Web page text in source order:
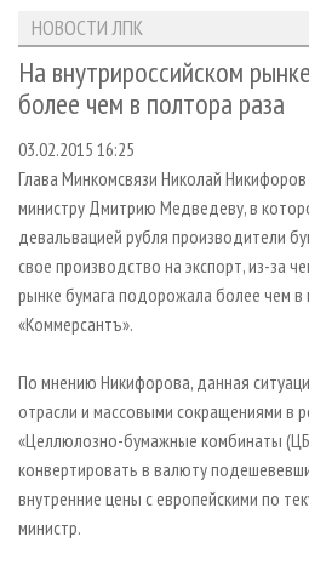
ЛЕСОЗАГОТОВКА
ЛЕСОПИЛЕНИЕ
СУШКА ДРЕВЕСИНЫ
ПРОИЗВОДСТВО ДРЕВЕСНЫХ
ДЕРЕВЯННОЕ ДОМОСТРОЕНИЕ
ПРОИЗВОДСТВО МЕБЕЛИ
БИОЭНЕРГЕТИКА
ЦБП
ИНСТРУМЕНТ И МАТЕРИАЛЫ
НОВОСТИ ЛПК
НОВОСТИ ЖУРНАЛА
ПРОЕКТЫ ЛПИ
АНАЛИТИКА
ПРЕДПРИЯТИЯ ЛПК
ПЕРСОНЫ
МОБИЛЬНЫЕ ВЫСТАВКИ
ОФИЦИАЛЬНЫЕ ДЕЛЕГАЦИИ
ПРИОРИТЕТНЫЕ
RUSSIAN FORESTRY REVIEW
ГАЗЕТА ЛЕСПРОМФОРУМ
БИБЛИОТЕКА СПЕЦИАЛИСТА
АРХИВ ЖУРНАЛОВ
СТАТЬИ
О ЖУРНАЛЕ
ПОДПИСКА
КОНТАКТЫ
РЕКЛАМОДАТЕЛЯМ
РЕКЛАМА
РЕКЛАМА НА САЙТЕ
НОВОСТИ ЛПК
На внутрироссийском
более чем в полтора раза
03.02.2015 16:25
Глава Минкомсвязи Николай
министру Дмитрию Медведеву, в
девальвацией рубля производители
свое производство на экспорт, из-за
рынке бумага подорожала более чем в
«Коммерсантъ».
По мнению Никифорова, данная
отрасли и массовыми сокращениями в
«Целлюлозно-бумажные комбинаты
конвертировать в валюту
внутренние цены с европейскими по
министр.